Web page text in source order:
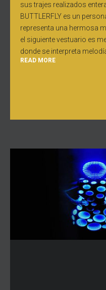
sus trajes realizados
BUTTLERFLY es un
representa una hermosa
el siguiente vestuario es
donde se interpreta
READ MORE